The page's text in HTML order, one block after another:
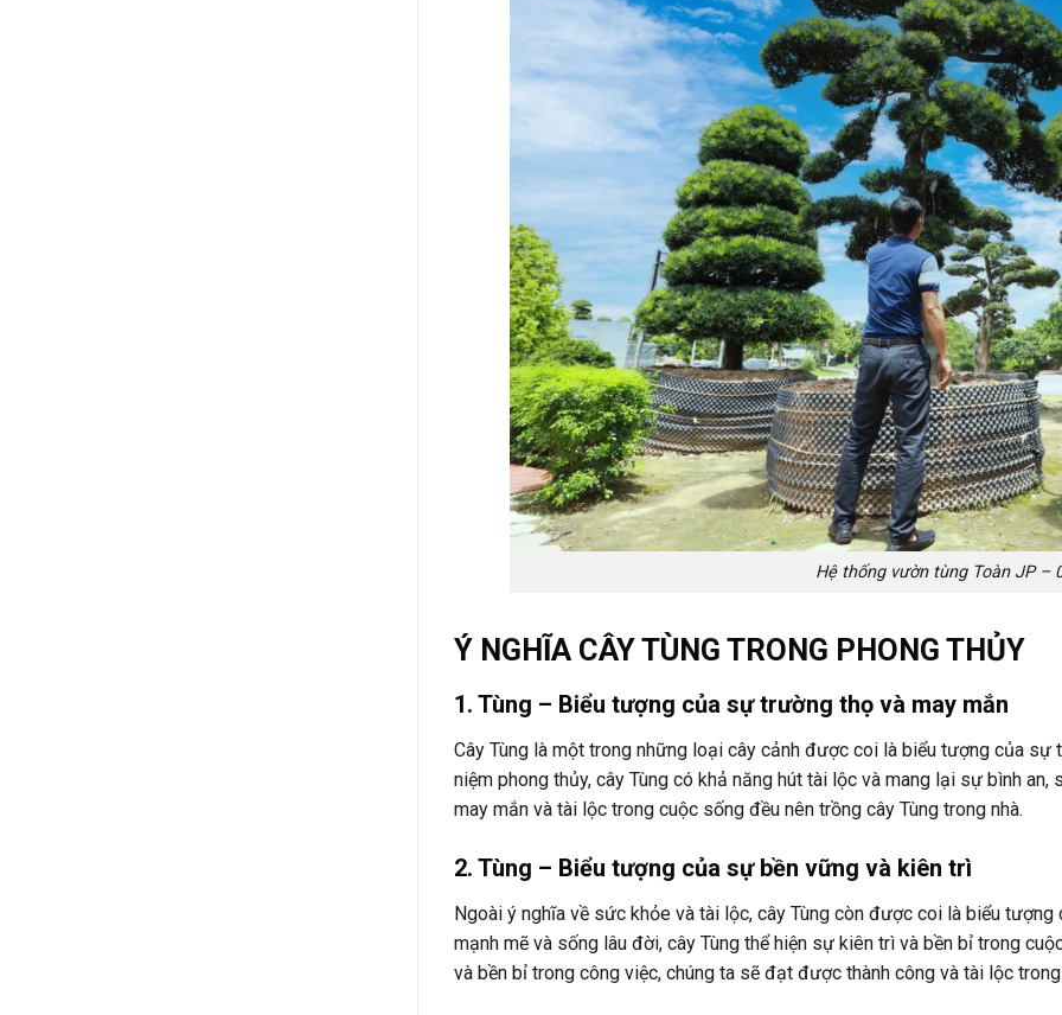
Hệ thống vườn tùng Toàn JP –
Ý NGHĨA CÂY TÙNG TRONG PHONG THỦY
1. Tùng – Biểu tượng của sự trường thọ và may mắn
Cây Tùng là một trong những loại cây cảnh được coi là biểu tượng của sự
niệm phong thủy, cây Tùng có khả năng hút tài lộc và mang lại sự bình
may mắn và tài lộc trong cuộc sống đều nên trồng cây Tùng trong nhà.
2. Tùng – Biểu tượng của sự bền vững và kiên trì
Ngoài ý nghĩa về sức khỏe và tài lộc, cây Tùng còn được coi là biểu
mạnh mẽ và sống lâu đời, cây Tùng thể hiện sự kiên trì và bền bỉ trong
và bền bỉ trong công việc, chúng ta sẽ đạt được thành công và tài lộc